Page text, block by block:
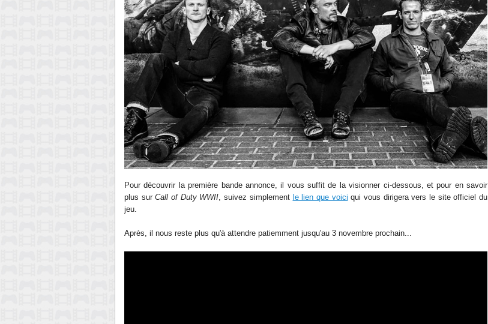
Pour découvrir la première bande annonce, il vous suffit de la visionner ci-dessous, et pour en savoir
plus surCall of Duty WWII, suivez simplement le lien que voici qui vous dirigera vers le site officiel du
jeu.
Après, il nous reste plus qu'à attendre patiemment jusqu'au 3 novembre prochain...